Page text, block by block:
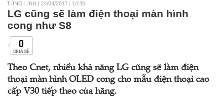
TÙNG LINH | 24/04/2017 | 14:30
LG cũng sẽ làm điện thoại màn hình
cong như S8
0
CHIA SẺ
Theo Cnet, nhiều khả năng LG cũng sẽ làm điện
thoại màn hình OLED cong cho mẫu điện thoại cao
cấp V30 tiếp theo của hãng.